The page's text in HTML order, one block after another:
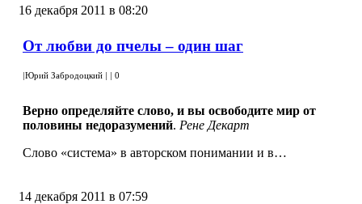
16 декабря 2011 в 08:20
От любви до пчелы – один шаг
|Юрий Забродоцкий | | 0
Верно определяйте слово, и вы освободите мир от
половины недоразумений. Рене Декарт
Слово «система» в авторском понимании и в…
14 декабря 2011 в 07:59